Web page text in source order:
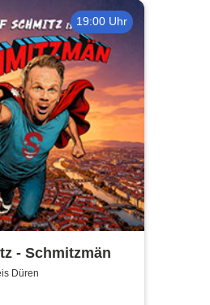
19:00 Uhr
- Schmitzmän
Düren